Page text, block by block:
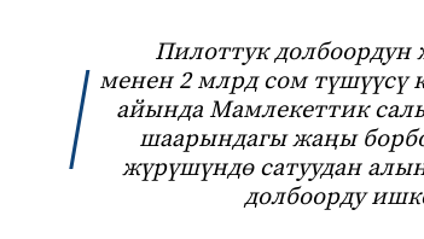
Пилоттук
менен 2 млрд сом түшүүсү
айында Мамлекеттик
шаарындагы жаңы
жүрүшүндө сатуудан
долбоорду